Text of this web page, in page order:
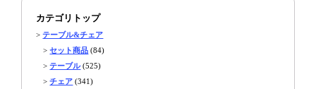
カテゴリトップ
>テーブル&チェア
>セット商品 (84)
>テーブル(525)
>チェア (341)